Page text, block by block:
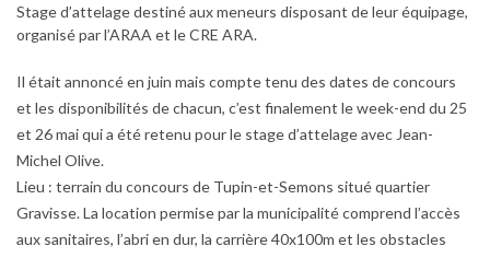
Stage d’attelage destiné aux meneurs disposant de leur équipage,
organisé par l’ARAA et le CRE ARA.
Il était annoncé en juin mais compte tenu des dates de concours
et les disponibilités de chacun, c’est finalement le week-end du 25
et 26 mai qui a été retenu pour le stage d’attelage avec Jean-
Michel Olive.
Lieu : terrain du concours de Tupin-et-Semons situé quartier
Gravisse. La location permise par la municipalité comprend l’accès
aux sanitaires, l’abri en dur, la carrière 40x100m et les obstacles